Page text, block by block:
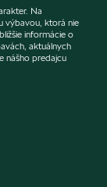
Na
výbavou, ktorá nie
informácie o
aktuálnych
nášho predajcu